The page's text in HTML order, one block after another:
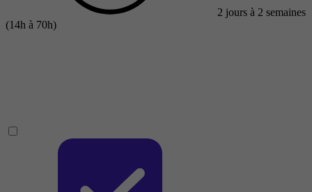
2 jours à 2 semaines
(14h à 70h)